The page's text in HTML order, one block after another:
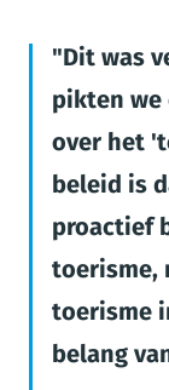
Dit was
pikten
over het
beleid is
proactief
toerisme,
toerisme
belang